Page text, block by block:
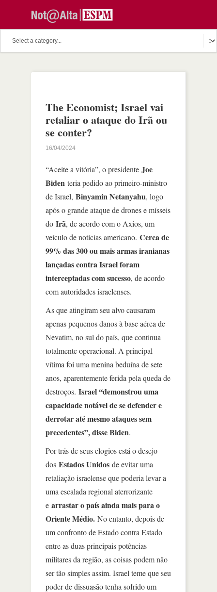
The Economist; Israel vai
retaliar o ataque do Irã ou
se conter?
16/04/2024
“Aceite a vitória”, o presidente Joe
Biden teria pedido ao primeiro-ministro
de Israel, Binyamin Netanyahu, logo
após o grande ataque de drones e mísseis
do Irã, de acordo com o Axios, um
veículo de notícias americano. Cerca de
99% das 300 ou mais armas iranianas
lançadas contra Israel foram
interceptadas com sucesso, de acordo
com autoridades israelenses.
As que atingiram seu alvo causaram
apenas pequenos danos à base aérea de
Nevatim, no sul do país, que continua
totalmente operacional. A principal
vítima foi uma menina beduína de sete
anos, aparentemente ferida pela queda de
destroços. Israel “demonstrou uma
capacidade notável de se defender e
derrotar até mesmo ataques sem
precedentes”, disse Biden.
Por trás de seus elogios está o desejo
dos Estados Unidos de evitar uma
retaliação israelense que poderia levar a
uma escalada regional aterrorizante
e arrastar o país ainda mais para o
Oriente Médio. No entanto, depois de
um confronto de Estado contra Estado
entre as duas principais potências
militares da região, as coisas podem não
ser tão simples assim. Israel teme que seu
poder de dissuasão tenha sofrido um